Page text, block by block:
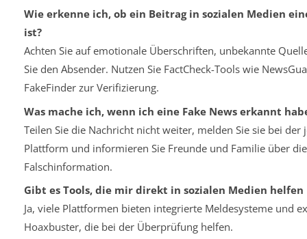
Wie erkenne ich, ob ein Beitrag in sozialen Medien
ist?
Achten Sie auf emotionale Überschriften, unbekannte
Sie den Absender. Nutzen Sie FactCheck-Tools wie
FakeFinder zur Verifizierung.
Was mache ich, wenn ich eine Fake News erkannt
Teilen Sie die Nachricht nicht weiter, melden Sie sie bei der
Plattform und informieren Sie Freunde und Familie über die
Falschinformation.
Gibt es Tools, die mir direkt in sozialen Medien helfen
Ja, viele Plattformen bieten integrierte Meldesysteme und
Hoaxbuster, die bei der Überprüfung helfen.